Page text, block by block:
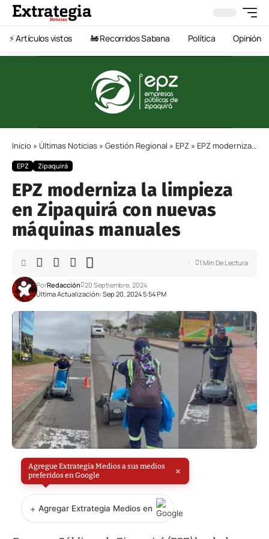
⚡️ Artículos vistos 🚂 Recorridos Sabana Política Opinión
Inicio » Últimas Noticias » Gestión Regional » EPZ » EPZ moderniza la limpieza en Zipaquirá con nuevas máquinas manuales
EPZ Zipaquirá
EPZ moderniza la limpieza
en Zipaquirá con nuevas
máquinas manuales
Última Actualización: Sep 20, 2024 5:54 PM
PorRedacción 20 Septiembre, 2024
1 Min De Lectura
Agregue Extrategia Medios a sus medios
preferidos en Google
×
+ Agregar Extrategia Medios en